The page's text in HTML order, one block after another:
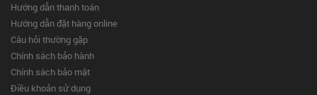
Hướng dẫn thanh toán
Hướng dẫn đặt hàng online
Câu hỏi thường gặp
Chính sách bảo hành
Chính sách bảo mật
Điều khoản sử dụng